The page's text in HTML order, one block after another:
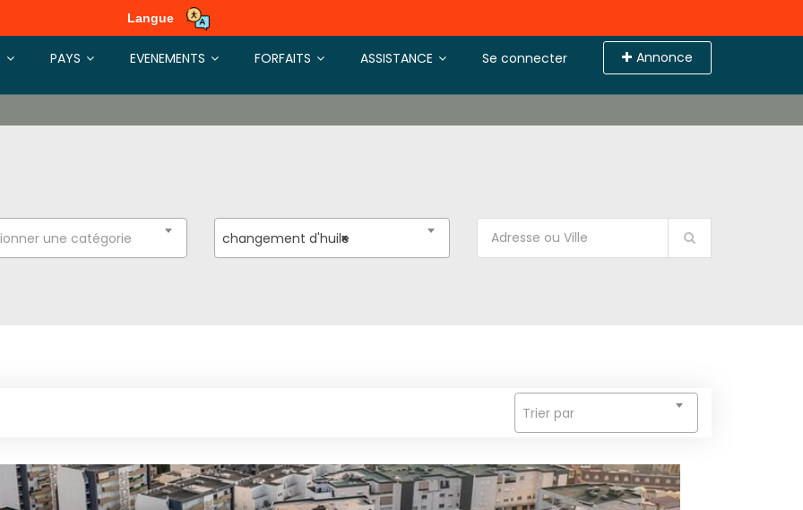
Langue
Se connecter Annonce
PAYS EVENEMENTS FORFAITS ASSISTANCE
une catégorie ×
changement d'huile
Trier par